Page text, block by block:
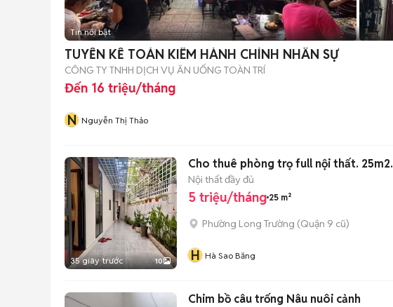
Tin nổi bật
TUYỂN KẾ TOÁN KIÊM HÀNH CHÍNH NHÂN SỰ
CÔNG TY TNHH DỊCH VỤ ĂN UỐNG TOÀN TRÍ
Đến 16 triệu/tháng
N Nguyễn Thị Thảo
35 giây trước 10
Cho thuê phòng trọ full nội thất. 25m2.
Nội thất đầy đủ
5 triệu/tháng 25 m²
Phường Long Trường (Quận 9 cũ)
H Hà Sao Băng
Chim bồ câu trống Nâu nuôi cảnh